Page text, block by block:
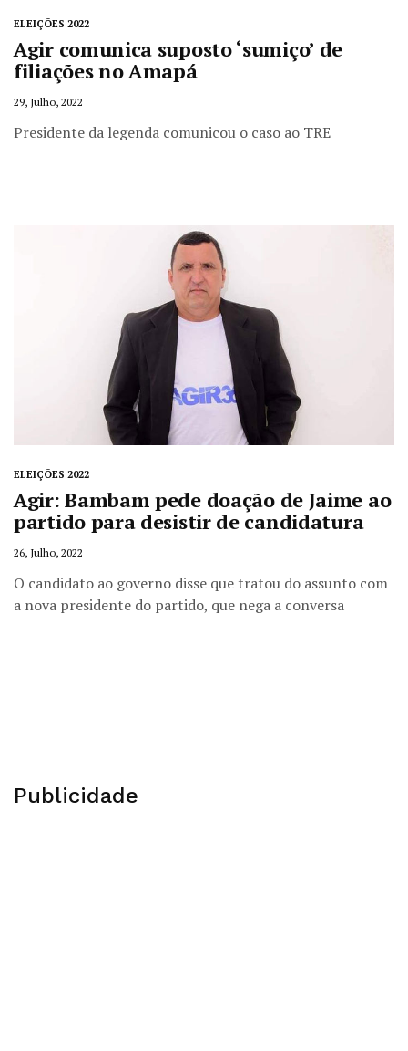
ELEIÇÕES 2022
Agir comunica suposto ‘sumiço’ de
filiações no Amapá
29, Julho, 2022
Presidente da legenda comunicou o caso ao TRE
ELEIÇÕES 2022
Agir: Bambam pede doação de Jaime ao
partido para desistir de candidatura
26, Julho, 2022
O candidato ao governo disse que tratou do assunto com
a nova presidente do partido, que nega a conversa
Publicidade